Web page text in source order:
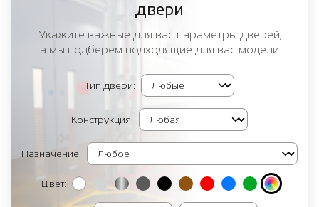
двери
Укажите важные для вас параметры дверей,
а мы подберем подходящие для вас модели
Тип двери:
Конструкция:
Назначение:
Цвет: